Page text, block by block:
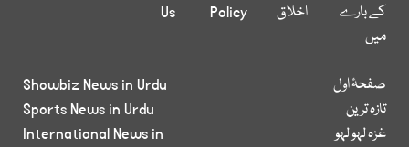
کے بارے
میں
اخلاق
Policy
Us
صفحۂ اول
تازہ ترین
غزہ لہو لہو
Showbiz News in Urdu
Sports News in Urdu
International News in